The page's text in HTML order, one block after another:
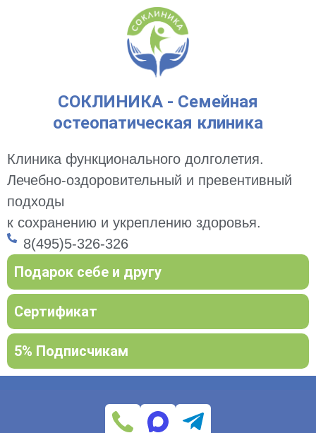
СОКЛИНИКА - Семейная
остеопатическая клиника
Клиника функционального долголетия.
Лечебно-оздоровительный и превентивный
подходы
к сохранению и укреплению здоровья.
8(495)5-326-326
Подарок себе и другу
Сертификат
5% Подписчикам